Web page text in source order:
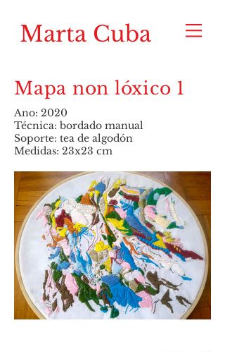
Marta Cuba
Mapa non lóxico 1
Ano: 2020
Técnica: bordado manual
Soporte: tea de algodón
Medidas: 23x23 cm